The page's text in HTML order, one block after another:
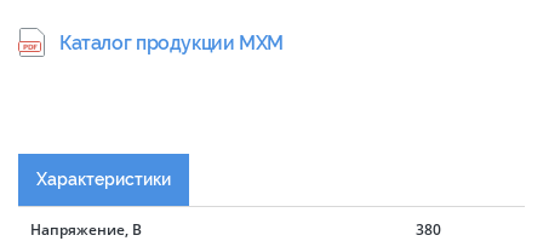
Каталог продукции МХМ
Характеристики
Напряжение, В 380